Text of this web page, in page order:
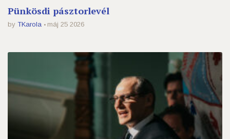
Pünkösdi pásztorlevél
by TKarola máj 25 2026